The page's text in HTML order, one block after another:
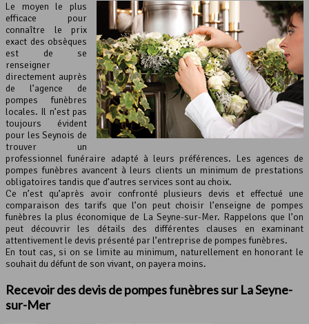
Le moyen le plus
efficace pour
connaître le prix
exact des obsèques
est de se
renseigner
directement auprès
de l’agence de
pompes funèbres
locales. Il n’est pas
toujours évident
pour les Seynois de
trouver un
professionnel funéraire adapté à leurs préférences. Les agences de
pompes funèbres avancent à leurs clients un minimum de prestations
obligatoires tandis que d’autres services sont au choix.
Ce n’est qu’après avoir confronté plusieurs devis et effectué une
comparaison des tarifs que l’on peut choisir l’enseigne de pompes
funèbres la plus économique de La Seyne-sur-Mer. Rappelons que l’on
peut découvrir les détails des différentes clauses en examinant
attentivement le devis présenté par l’entreprise de pompes funèbres.
En tout cas, si on se limite au minimum, naturellement en honorant le
souhait du défunt de son vivant, on payera moins.
Recevoir des devis de pompes funèbres sur La Seyne-
sur-Mer